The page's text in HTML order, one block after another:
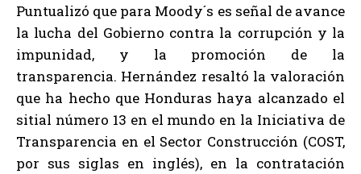
Puntualizó que para Moody´s es señal de avance
la lucha del Gobierno contra la corrupción y la
impunidad, y la promoción de la
transparencia. Hernández resaltó la valoración
que ha hecho que Honduras haya alcanzado el
sitial número 13 en el mundo en la Iniciativa de
Transparencia en el Sector Construcción (COST,
por sus siglas en inglés), en la contratación